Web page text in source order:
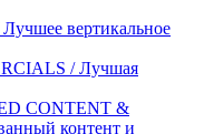
вертикальное
/ Лучшая
CONTENT &
контент и